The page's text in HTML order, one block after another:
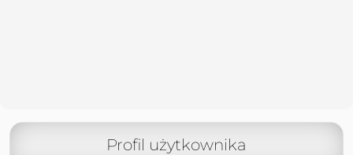
Profil użytkownika